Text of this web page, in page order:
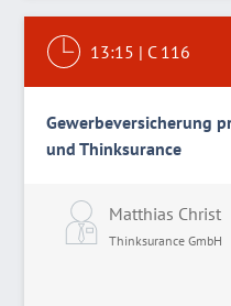
13:15 | C 116
Gewerbeversicherung
und Thinksurance
Matthias Christ
Thinksurance GmbH